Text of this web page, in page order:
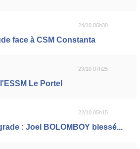
24/10 06h30
face à CSM Constanta
23/10 07h25
Le Portel
22/10 05h15
: Joel BOLOMBOY blessé...